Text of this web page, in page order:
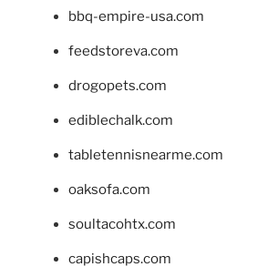
bbq-empire-usa.com
feedstoreva.com
drogopets.com
ediblechalk.com
tabletennisnearme.com
oaksofa.com
soultacohtx.com
capishcaps.com